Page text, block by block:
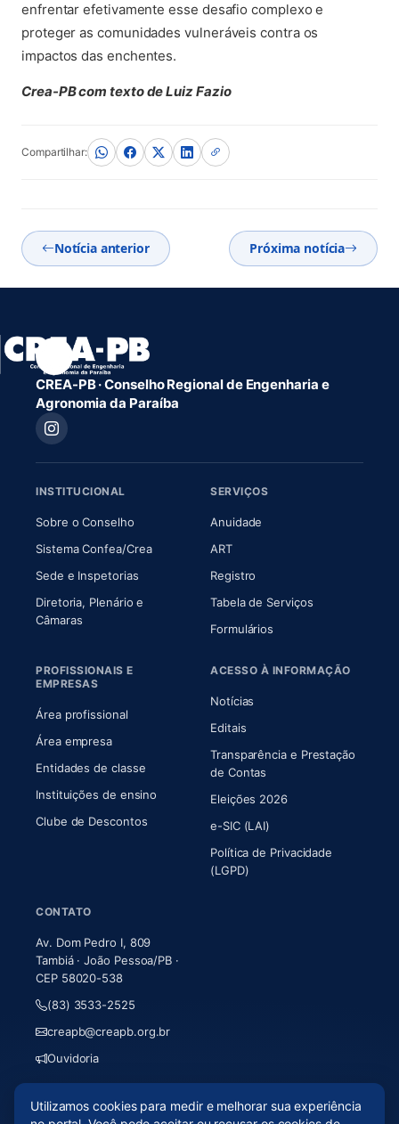
enfrentar efetivamente esse desafio complexo e
proteger as comunidades vulneráveis contra os
impactos das enchentes.
Crea-PB com texto de Luiz Fazio
Compartilhar:
Notícia anterior Próxima notícia
CREA-PB · Conselho Regional de Engenharia e
Agronomia da Paraíba
INSTITUCIONAL
Sobre o Conselho(abre em nova aba)
Sistema Confea/Crea(abre em nova aba)
Sede e Inspetorias
Diretoria, Plenário e
Câmaras(abre em nova aba)
SERVIÇOS
Anuidade
ART(abre em nova aba)
Registro
Tabela de Serviços
Formulários
PROFISSIONAIS E
EMPRESAS
Área profissional
Área empresa
Entidades de classe
Instituições de ensino
Clube de Descontos
ACESSO À INFORMAÇÃO
Notícias
Editais
Transparência e Prestação
de Contas
Eleições 2026
e-SIC (LAI)
Política de Privacidade
(LGPD)
CONTATO
Av. Dom Pedro I, 809
Tambiá · João Pessoa/PB ·
CEP 58020-538
(83) 3533-2525
creapb@creapb.org.br
Ouvidoria
© 2026 CREA-PB · Todos os direitos reservados
Utilizamos cookies para medir e melhorar sua experiência